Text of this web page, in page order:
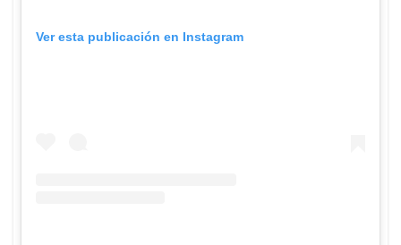
Ver esta publicación en Instagram